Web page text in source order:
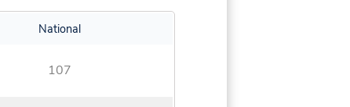
National
107